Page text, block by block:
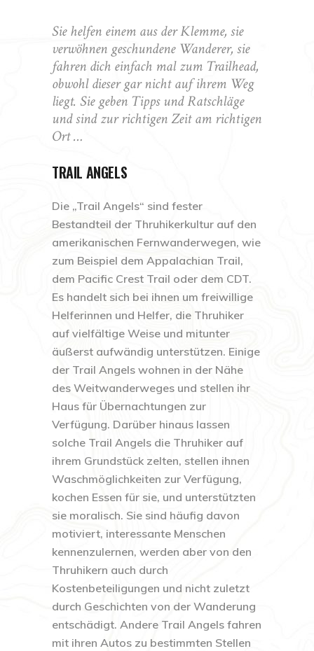
Sie helfen einem aus der Klemme, sie
verwöhnen geschundene Wanderer, sie
fahren dich einfach mal zum Trailhead,
obwohl dieser gar nicht auf ihrem Weg
liegt. Sie geben Tipps und Ratschläge
und sind zur richtigen Zeit am richtigen
Ort …
TRAIL ANGELS
Die „Trail Angels“ sind fester
Bestandteil der Thruhikerkultur auf den
amerikanischen Fernwanderwegen, wie
zum Beispiel dem Appalachian Trail,
dem Pacific Crest Trail oder dem CDT.
Es handelt sich bei ihnen um freiwillige
Helferinnen und Helfer, die Thruhiker
auf vielfältige Weise und mitunter
äußerst aufwändig unterstützen. Einige
der Trail Angels wohnen in der Nähe
des Weitwanderweges und stellen ihr
Haus für Übernachtungen zur
Verfügung. Darüber hinaus lassen
solche Trail Angels die Thruhiker auf
ihrem Grundstück zelten, stellen ihnen
Waschmöglichkeiten zur Verfügung,
kochen Essen für sie, und unterstützten
sie moralisch. Sie sind häufig davon
motiviert, interessante Menschen
kennenzulernen, werden aber von den
Thruhikern auch durch
Kostenbeteiligungen und nicht zuletzt
durch Geschichten von der Wanderung
entschädigt. Andere Trail Angels fahren
mit ihren Autos zu bestimmten Stellen